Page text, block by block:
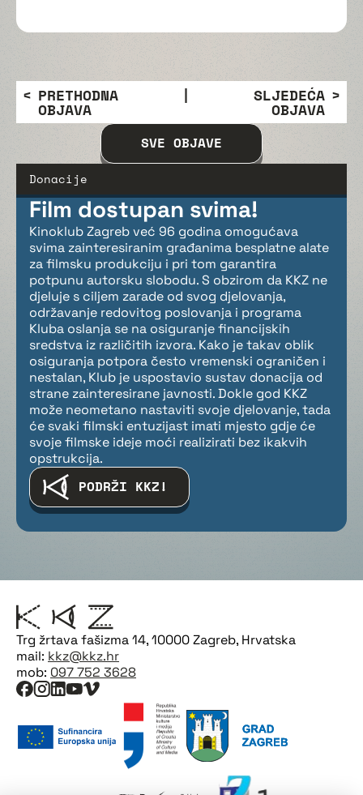
PRETHODNA
OBJAVA
| SLJEDEĆA
OBJAVA
SVE OBJAVE
Donacije
Film dostupan svima!
Kinoklub Zagreb već 96 godina omogućava
svima zainteresiranim građanima besplatne alate
za filmsku produkciju i pri tom garantira
potpunu autorsku slobodu. S obzirom da KKZ ne
djeluje s ciljem zarade od svog djelovanja,
održavanje redovitog poslovanja i programa
Kluba oslanja se na osiguranje financijskih
sredstva iz različitih izvora. Kako je takav oblik
osiguranja potpora često vremenski ograničen i
nestalan, Klub je uspostavio sustav donacija od
strane zainteresirane javnosti. Dokle god KKZ
može neometano nastaviti svoje djelovanje, tada
će svaki filmski entuzijast imati mjesto gdje će
svoje filmske ideje moći realizirati bez ikakvih
opstrukcija.
PODRŽI KKZ!
Trg žrtava fašizma 14, 10000 Zagreb, Hrvatska
mail: kkz@kkz.hr
mob: 097 752 3628